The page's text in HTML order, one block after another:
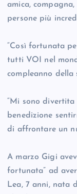
amica,
persone più
“Così fortunata
tutti VOI nel
compleanno della
“Mi sono
benedizione
di affrontare un
A marzo Gigi
fortunata” ad
Lea, 7 anni, nata